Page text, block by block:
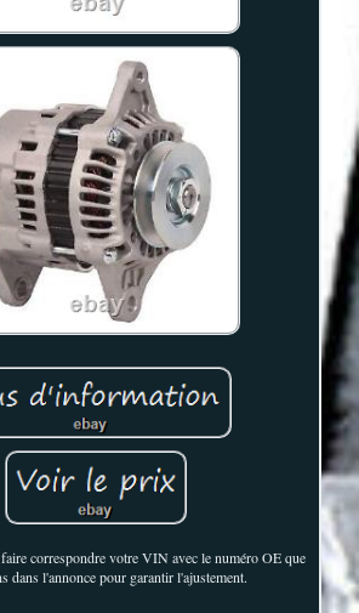
correspondre votre VIN avec le numéro OE que
dans l'annonce pour garantir l'ajustement.